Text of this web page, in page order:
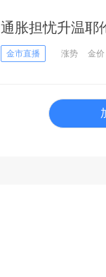
通胀担忧升温耶
性”大涨
金市直播 涨势 金价